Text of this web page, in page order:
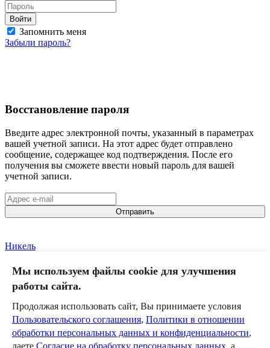
Войти
Запомнить меня
Забыли пароль?
Восстановление пароля
Введите адрес электронной почты, указанный в параметрах
вашей учетной записи. На этот адрес будет отправлено
сообщение, содержащее код подтверждения. После его
получения вы сможете ввести новый пароль для вашей
учетной записи.
Отправить
Никель
III класс
Календарь
Композиция
Мы используем файлы cookie для улучшения
работы сайта.
Продолжая использовать сайт, Вы принимаете условия
Пользовательского соглашения, Политики в отношении
обработки персональных данных и конфиденциальности,
даете Согласие на обработку персональных данных , а